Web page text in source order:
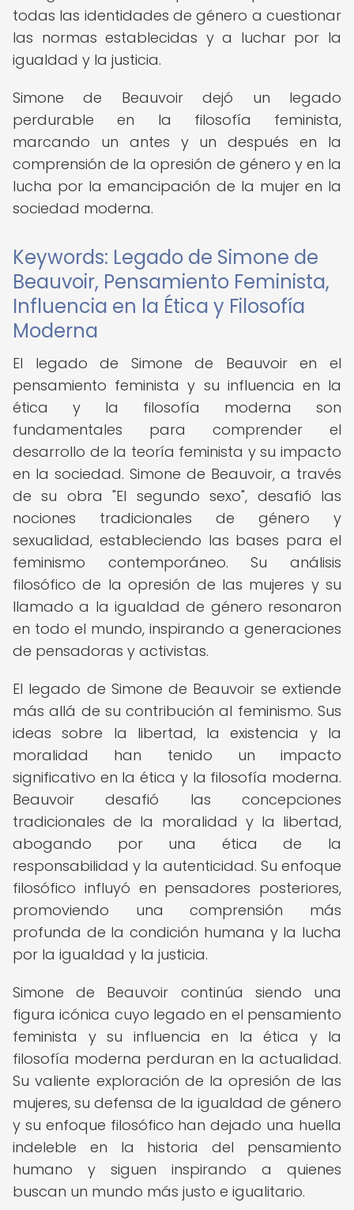
todas las identidades de género a cuestionar
las normas establecidas y a luchar por la
igualdad y la justicia.
Simone de Beauvoir dejó un legado
perdurable en la filosofía feminista,
marcando un antes y un después en la
comprensión de la opresión de género y en la
lucha por la emancipación de la mujer en la
sociedad moderna.
Keywords: Legado de Simone de
Beauvoir, Pensamiento Feminista,
Influencia en la Ética y Filosofía
Moderna
El legado de Simone de Beauvoir en el
pensamiento feminista y su influencia en la
ética y la filosofía moderna son
fundamentales para comprender el
desarrollo de la teoría feminista y su impacto
en la sociedad. Simone de Beauvoir, a través
de su obra "El segundo sexo", desafió las
nociones tradicionales de género y
sexualidad, estableciendo las bases para el
feminismo contemporáneo. Su análisis
filosófico de la opresión de las mujeres y su
llamado a la igualdad de género resonaron
en todo el mundo, inspirando a generaciones
de pensadoras y activistas.
El legado de Simone de Beauvoir se extiende
más allá de su contribución al feminismo. Sus
ideas sobre la libertad, la existencia y la
moralidad han tenido un impacto
significativo en la ética y la filosofía moderna.
Beauvoir desafió las concepciones
tradicionales de la moralidad y la libertad,
abogando por una ética de la
responsabilidad y la autenticidad. Su enfoque
filosófico influyó en pensadores posteriores,
promoviendo una comprensión más
profunda de la condición humana y la lucha
por la igualdad y la justicia.
Simone de Beauvoir continúa siendo una
figura icónica cuyo legado en el pensamiento
feminista y su influencia en la ética y la
filosofía moderna perduran en la actualidad.
Su valiente exploración de la opresión de las
mujeres, su defensa de la igualdad de género
y su enfoque filosófico han dejado una huella
indeleble en la historia del pensamiento
humano y siguen inspirando a quienes
buscan un mundo más justo e igualitario.